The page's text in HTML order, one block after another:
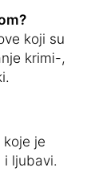
koji su
krimi-,
je
i ljubavi.